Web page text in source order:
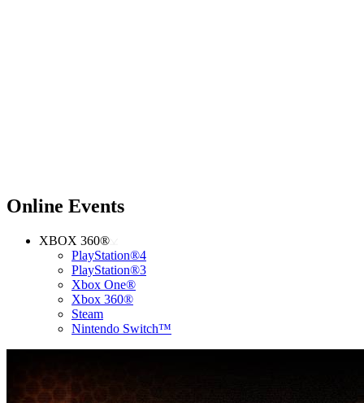
Online Events
XBOX 360®
PlayStation®4
PlayStation®3
Xbox One®
Xbox 360®
Steam
Nintendo Switch™